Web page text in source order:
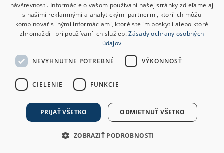
návštevnosti. Informácie o vašom používaní našej stránky zdieľame aj
s našimi reklamnými a analytickými partnermi, ktorí ich môžu
kombinovať s inými informáciami, ktoré ste im poskytli alebo ktoré
zhromaždili pri používaní ich služieb.Zásady ochrany osobných
údajov
NEVYHNUTNE POTREBNÉ VÝKONNOSŤ
CIELENIE FUNKCIE
PRIJAŤ VŠETKO ODMIETNUŤ VŠETKO
ZOBRAZIŤ PODROBNOSTI